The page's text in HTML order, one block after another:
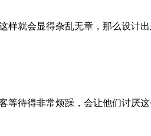
就会显得杂乱无章，那么设计
待得非常烦躁，会让他们讨厌这